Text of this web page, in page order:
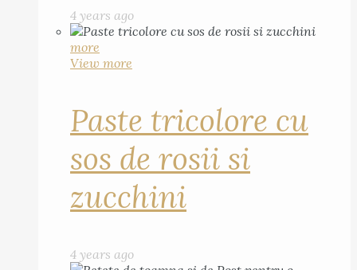
4 years ago
more
View more
Paste tricolore cu
sos de rosii si
zucchini
4 years ago